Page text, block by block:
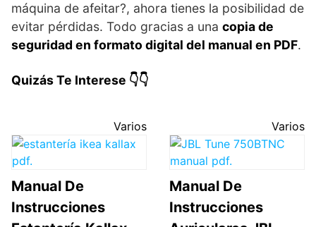
máquina de afeitar?, ahora tienes la posibilidad de
evitar pérdidas. Todo gracias a una copia de
seguridad en formato digital del manual en PDF.
Quizás Te Interese 👇👇
Varios
Manual De
Instrucciones
Varios
Manual De
Instrucciones